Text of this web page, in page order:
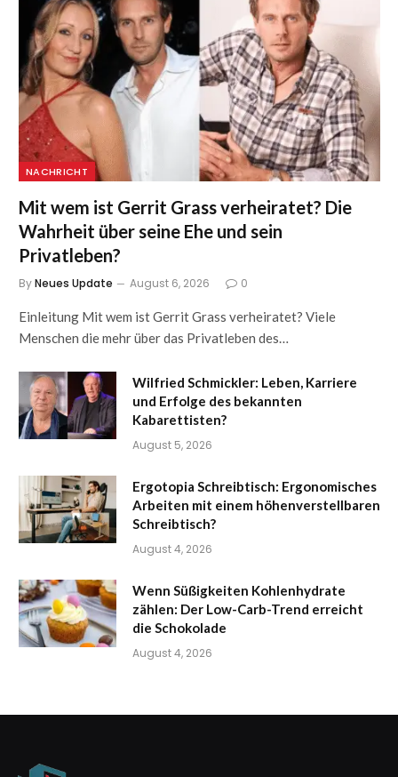
NACHRICHT
Mit wem ist Gerrit Grass verheiratet? Die
Wahrheit über seine Ehe und sein
Privatleben?
ByNeues Update August 6, 2026 0
Einleitung Mit wem ist Gerrit Grass verheiratet? Viele
Menschen die mehr über das Privatleben des…
Wilfried Schmickler: Leben, Karriere
und Erfolge des bekannten
Kabarettisten?
August 5, 2026
Ergotopia Schreibtisch: Ergonomisches
Arbeiten mit einem höhenverstellbaren
Schreibtisch?
August 4, 2026
Wenn Süßigkeiten Kohlenhydrate
zählen: Der Low-Carb-Trend erreicht
die Schokolade
August 4, 2026